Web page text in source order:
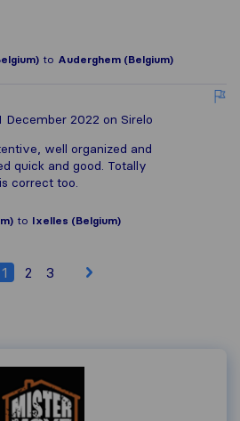
to Auderghem (Belgium)
December 2022 on Sirelo
well organized and
quick and good. Totally
correct too.
to Ixelles (Belgium)
1 2 3